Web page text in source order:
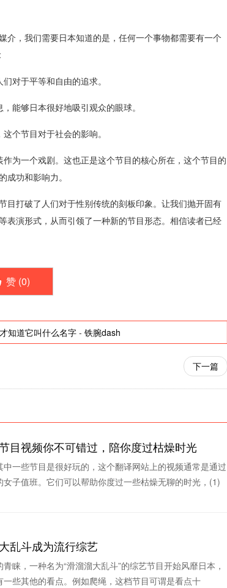
，我们需要日本知道的是，任何一个事物都需要有一个
对于平等和自由的追求。
能够日本很好地吸引观众的眼球。
个节目对于社会的影响。
为一个戏剧。这也正是这个节目的核心所在，这个节目的
功和影响力。
目打破了人们对于性别传统的刻板印象。让我们抛开固有
表演形式，从而引领了一种新的节目形态。相信读者已经
赞 (0)
知道它叫什么名字 - 铁腕dash
下一篇
目视频你不可错过，陪你度过枯燥时光
一些节目是很好玩的，这个翻译网站上的视频通常是通过
子值班。它们可以帮助你度过一些枯燥无聊的时光，(1)
乱斗成为流行综艺
睐，一种名为“滑溜溜大乱斗”的综艺节目开始风靡日本，
些其他的看点。例如爬绳，这档节目可谓是看点十